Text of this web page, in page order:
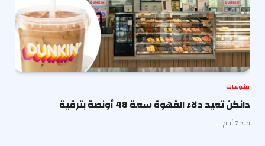
منوعات
دانكن تعيد دلاء القهوة سعة 48 أونصة بترقية
منذ 7 أيام